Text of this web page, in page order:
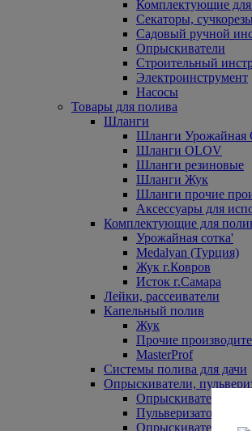
Комплектующие для
Секаторы,
Садовый ручной
Опрыскиватели
Строительный
Электроинструмент
Насосы
Товары для полива
Шланги
Шланги Урожайная
Шланги OLOV
Шланги резиновые
Шланги Жук
Шланги прочие
Аксессуары для
Комплектующие для
Урожайная сотка'
Medalyan (Турция)
Жук г.Ковров
Исток г.Самара
Лейки, рассеиватели
Капельный полив
Жук
Прочие
MasterProf
Системы полива для дачи
Опрыскиватели,
Опрыскиватели
Пульверизаторы
Опрыскиватели